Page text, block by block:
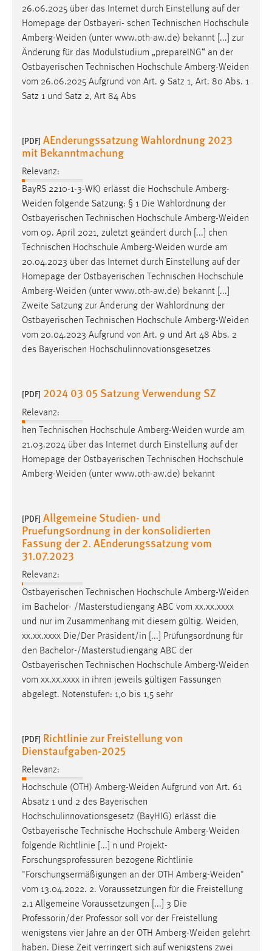
26.06.2025 über das Internet durch Einstellung auf der
Homepage der Ostbayeri- schen Technischen Hochschule
Amberg-Weiden (unter www.oth-aw.de) bekannt [...] zur
Änderung für das Modulstudium „prepareING“ an der
Ostbayerischen Technischen Hochschule Amberg-Weiden
vom 26.06.2025 Aufgrund von Art. 9 Satz 1, Art. 80 Abs. 1
Satz 1 und Satz 2, Art 84 Abs
[PDF] AEnderungssatzung Wahlordnung 2023
mit Bekanntmachung
Relevanz:
BayRS 2210-1-3-WK) erlässt die Hochschule Amberg-
Weiden folgende Satzung: § 1 Die Wahlordnung der
Ostbayerischen Technischen Hochschule Amberg-Weiden
vom 09. April 2021, zuletzt geändert durch [...] chen
Technischen Hochschule Amberg-Weiden wurde am
20.04.2023 über das Internet durch Einstellung auf der
Homepage der Ostbayerischen Technischen Hochschule
Amberg-Weiden (unter www.oth-aw.de) bekannt [...]
Zweite Satzung zur Änderung der Wahlordnung der
Ostbayerischen Technischen Hochschule Amberg-Weiden
vom 20.04.2023 Aufgrund von Art. 9 und Art 48 Abs. 2
des Bayerischen Hochschulinnovationsgesetzes
[PDF] 2024 03 05 Satzung Verwendung SZ
Relevanz:
hen Technischen Hochschule Amberg-Weiden wurde am
21.03.2024 über das Internet durch Einstellung auf der
Homepage der Ostbayerischen Technischen Hochschule
Amberg-Weiden (unter www.oth-aw.de) bekannt
[PDF] Allgemeine Studien- und
Pruefungsordnung in der konsolidierten
Fassung der 2. AEnderungssatzung vom
31.07.2023
Relevanz:
Ostbayerischen Technischen Hochschule Amberg-Weiden
im Bachelor- /Masterstudiengang ABC vom xx.xx.xxxx
und nur im Zusammenhang mit diesem gültig. Weiden,
xx.xx.xxxx Die/Der Präsident/in [...] Prüfungsordnung für
den Bachelor-/Masterstudiengang ABC der
Ostbayerischen Technischen Hochschule Amberg-Weiden
vom xx.xx.xxxx in ihren jeweils gültigen Fassungen
abgelegt. Notenstufen: 1,0 bis 1,5 sehr
[PDF] Richtlinie zur Freistellung von
Dienstaufgaben-2025
Relevanz:
Hochschule (OTH) Amberg-Weiden Aufgrund von Art. 61
Absatz 1 und 2 des Bayerischen
Hochschulinnovationsgesetz (BayHIG) erlässt die
Ostbayerische Technische Hochschule Amberg-Weiden
folgende Richtlinie [...] n und Projekt-
Forschungsprofessuren bezogene Richtlinie
"Forschungsermäßigungen an der OTH Amberg-Weiden"
vom 13.04.2022. 2. Voraussetzungen für die Freistellung
2.1 Allgemeine Voraussetzungen [...] 3 Die
Professorin/der Professor soll vor der Freistellung
wenigstens vier Jahre an der OTH Amberg-Weiden gelehrt
haben. Diese Zeit verringert sich auf wenigstens zwei
Sprachpräferenz
Name:
site-language-preference
Zweck:
Das Cookie speichert die gewählte Sprache der Website.
30 Tage
Chat
Name:
chat-frame-style-5e9dbeb1811c0446
Zweck:
Wird benötigt um die Chatfunktion nutzen zu können.
Cookie Laufzeit:
MibewSessionID, mibew-chat-frame-style-
5e9dbeb1811c0446 = Sitzungslaufzeit, mibew_locale = 3
Jahre, MIBEW_UserID = 1 Jahr
Login
fe_user, be_user, be_lastLoginProvider
Zweck:
Dieser Cookie ist notwendig um sich an der Website
einloggen zu können.
Cookie Laufzeit:
24 Stunden
STATISTIK
Statistik Cookies erfassen Informationen anonym.
Diese Informationen helfen uns zu verstehen, wie
unsere Besucher unsere Website nutzen.
Matomo
Name:
_pk_ref, _pk_cvar, _pk_id, _pk_ses
Zweck:
Zugriffsstatistik
Cookie Laufzeit:
MARKETING
Marketing Cookies werden von Drittanbietern
verwendet, um personalisierte Werbung anzuzeigen.
Sie tun dies, indem sie Besucher über Websites
hinweg verfolgen.
Google Ads
Name:
_gcl_au
Anbieter:
Google Ireland Limited